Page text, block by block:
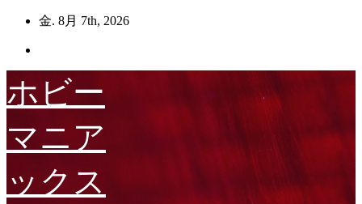
ン
ツ
へ
キ
ッ
金. 8月 7th, 2026
ホビー
マニア
ックス